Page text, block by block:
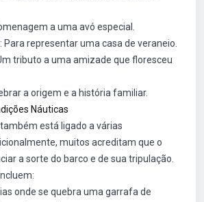
a uma avó especial.
: Para representar uma casa de veraneio.
tributo a uma amizade que floresceu
a origem e a história familiar.
Náuticas
está ligado a várias
muitos acreditam que o
a sorte do barco e de sua tripulação.
onde se quebra uma garrafa de